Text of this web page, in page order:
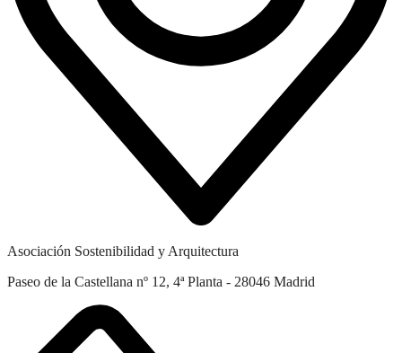
Asociación Sostenibilidad y Arquitectura
Paseo de la Castellana nº 12, 4ª Planta - 28046 Madrid